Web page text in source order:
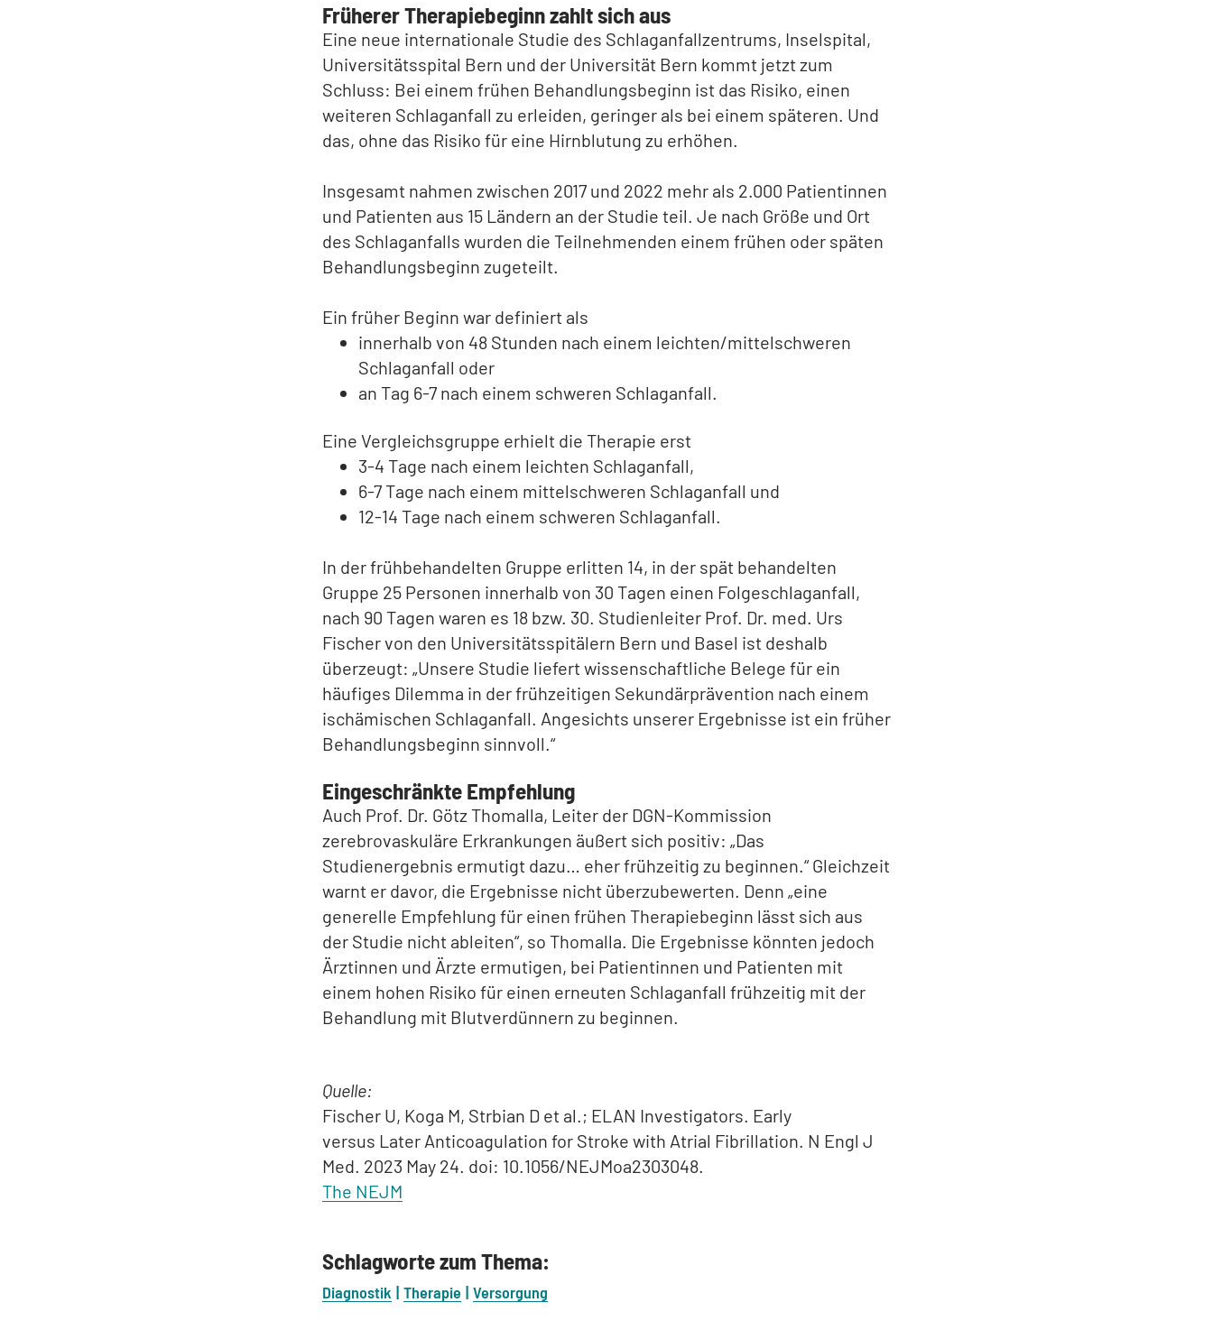
Früherer Therapiebeginn zahlt sich aus
Eine neue internationale Studie des Schlaganfallzentrums, Inselspital,
Universitätsspital Bern und der Universität Bern kommt jetzt zum
Schluss: Bei einem frühen Behandlungsbeginn ist das Risiko, einen
weiteren Schlaganfall zu erleiden, geringer als bei einem späteren. Und
das, ohne das Risiko für eine Hirnblutung zu erhöhen.
Insgesamt nahmen zwischen 2017 und 2022 mehr als 2.000 Patientinnen
und Patienten aus 15 Ländern an der Studie teil. Je nach Größe und Ort
des Schlaganfalls wurden die Teilnehmenden einem frühen oder späten
Behandlungsbeginn zugeteilt.
Ein früher Beginn war definiert als
innerhalb von 48 Stunden nach einem leichten/mittelschweren
Schlaganfall oder
an Tag 6-7 nach einem schweren Schlaganfall.
Eine Vergleichsgruppe erhielt die Therapie erst
3-4 Tage nach einem leichten Schlaganfall,
6-7 Tage nach einem mittelschweren Schlaganfall und
12-14 Tage nach einem schweren Schlaganfall.
In der frühbehandelten Gruppe erlitten 14, in der spät behandelten
Gruppe 25 Personen innerhalb von 30 Tagen einen Folgeschlaganfall,
nach 90 Tagen waren es 18 bzw. 30. Studienleiter Prof. Dr. med. Urs
Fischer von den Universitätsspitälern Bern und Basel ist deshalb
überzeugt: „Unsere Studie liefert wissenschaftliche Belege für ein
häufiges Dilemma in der frühzeitigen Sekundärprävention nach einem
ischämischen Schlaganfall. Angesichts unserer Ergebnisse ist ein früher
Behandlungsbeginn sinnvoll.“
Eingeschränkte Empfehlung
Auch Prof. Dr. Götz Thomalla, Leiter der DGN-Kommission
zerebrovaskuläre Erkrankungen äußert sich positiv: „Das
Studienergebnis ermutigt dazu… eher frühzeitig zu beginnen.“ Gleichzeit
warnt er davor, die Ergebnisse nicht überzubewerten. Denn „eine
generelle Empfehlung für einen frühen Therapiebeginn lässt sich aus
der Studie nicht ableiten“, so Thomalla. Die Ergebnisse könnten jedoch
Ärztinnen und Ärzte ermutigen, bei Patientinnen und Patienten mit
einem hohen Risiko für einen erneuten Schlaganfall frühzeitig mit der
Behandlung mit Blutverdünnern zu beginnen.
Quelle:
Fischer U, Koga M, Strbian D et al.; ELAN Investigators. Early
versus Later Anticoagulation for Stroke with Atrial Fibrillation. N Engl J
Med. 2023 May 24. doi: 10.1056/NEJMoa2303048.
The NEJM
Schlagworte zum Thema:
Diagnostik Therapie Versorgung